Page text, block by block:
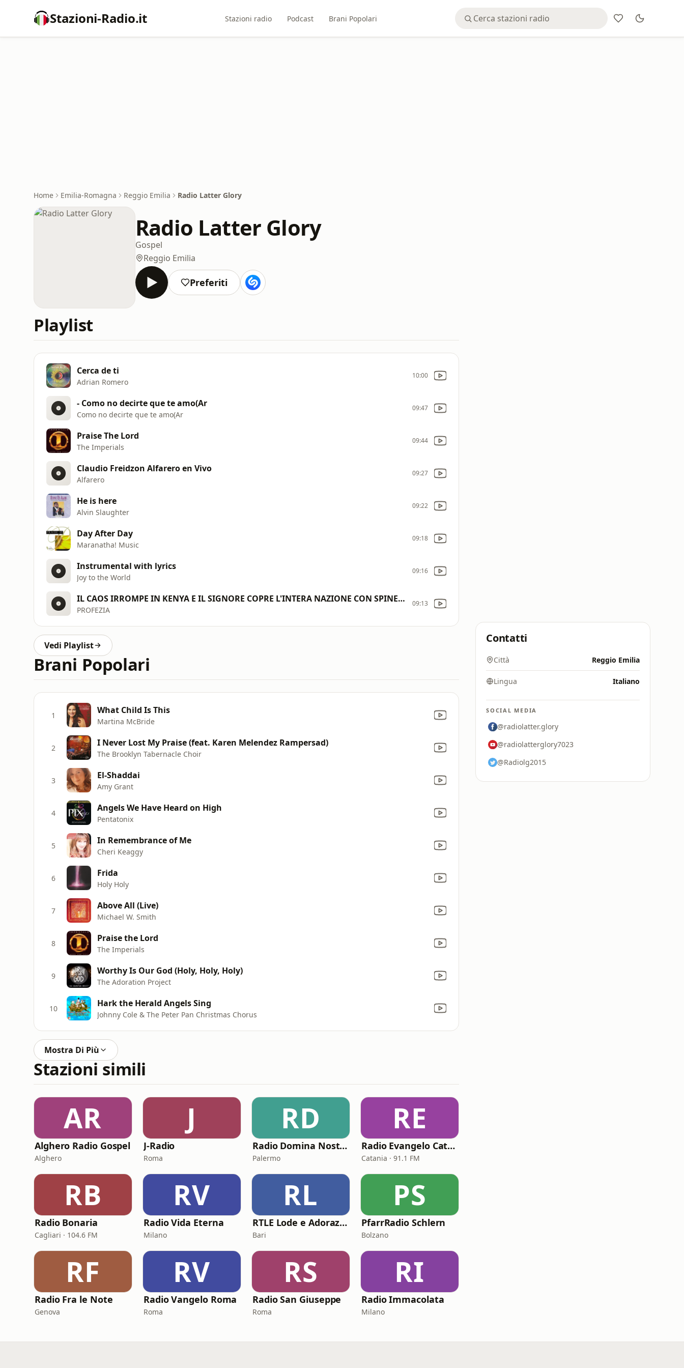
Stazioni-Radio.it Stazioni radio Podcast Brani Popolari
Home Emilia-Romagna Reggio Emilia Radio Latter Glory
Radio Latter Glory
Gospel
Reggio Emilia
Preferiti
Playlist
Cerca de ti
Adrian Romero
10:00
- Como no decirte que te amo(Ar
Como no decirte que te amo(Ar
09:47
Praise The Lord
The Imperials
09:44
Claudio Freidzon Alfarero en Vivo
Alfarero
09:27
He is here
Alvin Slaughter
09:22
Day After Day
Maranatha! Music
09:18
Instrumental with lyrics
Joy to the World
09:16
IL CAOS IRROMPE IN KENYA E IL SIGNORE COPRE L'INTERA NAZIONE CON SPINE BIANCHE
PROFEZIA
09:13
Vedi Playlist
Brani Popolari
1 What Child Is This
Martina McBride
2 I Never Lost My Praise (feat. Karen Melendez Rampersad)
The Brooklyn Tabernacle Choir
3 El-Shaddai
Amy Grant
4 Angels We Have Heard on High
Pentatonix
5 In Remembrance of Me
Cheri Keaggy
6 Frida
Holy Holy
7 Above All (Live)
Michael W. Smith
8 Praise the Lord
The Imperials
9 Worthy Is Our God (Holy, Holy, Holy)
The Adoration Project
10 Hark the Herald Angels Sing
Johnny Cole & The Peter Pan Christmas Chorus
Mostra Di Più
Stazioni simili
AR
Alghero Radio Gospel
Alghero
J
J-Radio
Roma
RD
Radio Domina Nostra
Palermo
RE
Radio Evangelo Catania
Catania · 91.1 FM
RB
Radio Bonaria
Cagliari · 104.6 FM
RV
Radio Vida Eterna
Milano
RL
RTLE Lode e Adorazione
Bari
PS
PfarrRadio Schlern
Bolzano
RF
Radio Fra le Note
Genova
RV
Radio Vangelo Roma
Roma
RS
Radio San Giuseppe
Roma
RI
Radio Immacolata
Milano
Contatti
Città Reggio Emilia
Lingua Italiano
SOCIAL MEDIA
@radiolatter.glory
@radiolatterglory7023
@Radiolg2015